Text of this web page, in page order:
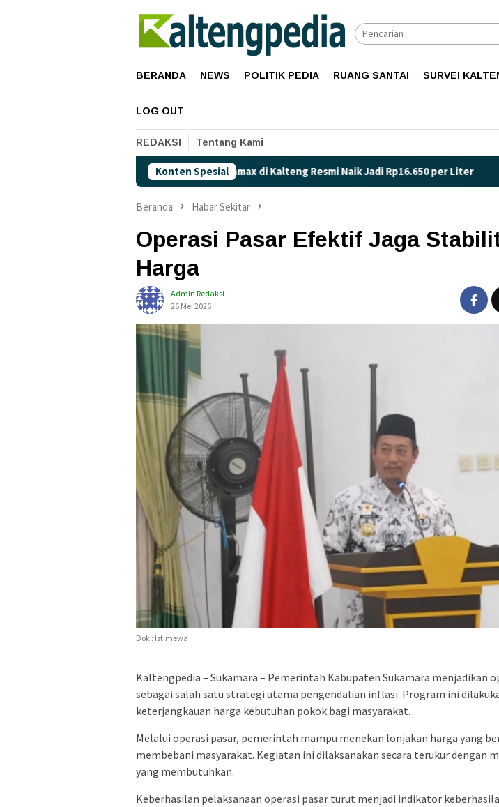
BERANDA NEWS POLITIK PEDIA RUANG SANTAI SURVEI
LOG OUT
REDAKSI Tentang Kami
Konten Spesial
Kaget! Harga Pertamax di Kalteng Resmi Naik Jadi Rp16.650 per Liter Hari Kartini
Beranda Habar Sekitar
Operasi Pasar Efektif Jaga
Harga
Admin Redaksi
26 Mei 2026
Dok : Istimewa
Kaltengpedia – Sukamara – Pemerintah Kabupaten Sukamara menjadikan
sebagai salah satu strategi utama pengendalian inflasi. Program ini
keterjangkauan harga kebutuhan pokok bagi masyarakat.
Melalui operasi pasar, pemerintah mampu menekan lonjakan harga yang
membebani masyarakat. Kegiatan ini dilaksanakan secara terukur dengan
yang membutuhkan.
Keberhasilan pelaksanaan operasi pasar turut menjadi indikator